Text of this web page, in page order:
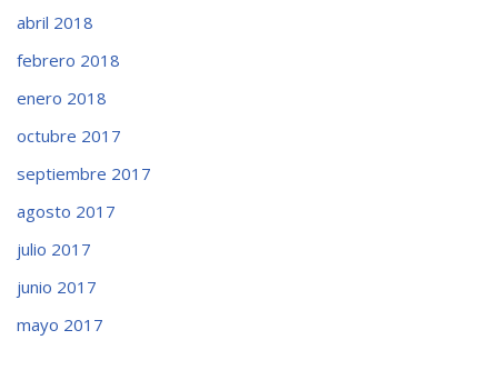
abril 2018
febrero 2018
enero 2018
octubre 2017
septiembre 2017
agosto 2017
julio 2017
junio 2017
mayo 2017